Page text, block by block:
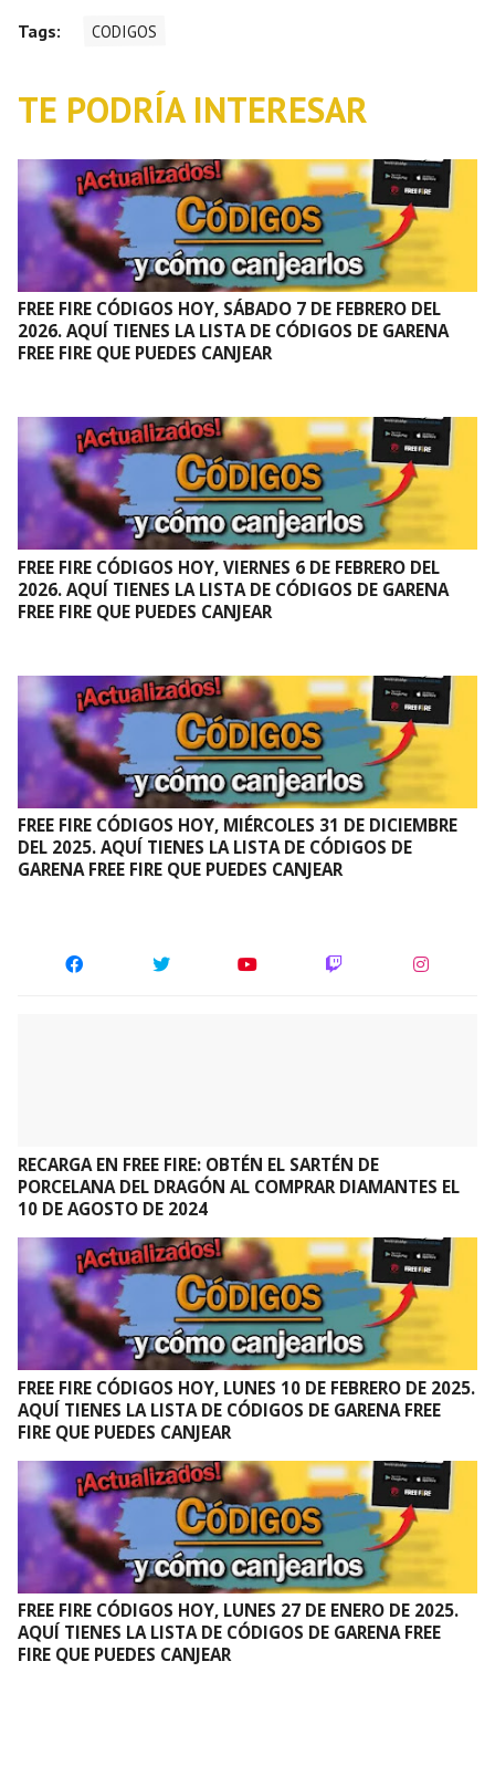
Tags: CODIGOS
TE PODRÍA INTERESAR
FREE FIRE CÓDIGOS HOY, SÁBADO 7 DE FEBRERO DEL
2026. AQUÍ TIENES LA LISTA DE CÓDIGOS DE GARENA
FREE FIRE QUE PUEDES CANJEAR
FREE FIRE CÓDIGOS HOY, VIERNES 6 DE FEBRERO DEL
2026. AQUÍ TIENES LA LISTA DE CÓDIGOS DE GARENA
FREE FIRE QUE PUEDES CANJEAR
FREE FIRE CÓDIGOS HOY, MIÉRCOLES 31 DE DICIEMBRE
DEL 2025. AQUÍ TIENES LA LISTA DE CÓDIGOS DE
GARENA FREE FIRE QUE PUEDES CANJEAR
RECARGA EN FREE FIRE: OBTÉN EL SARTÉN DE
PORCELANA DEL DRAGÓN AL COMPRAR DIAMANTES EL
10 DE AGOSTO DE 2024
FREE FIRE CÓDIGOS HOY, LUNES 10 DE FEBRERO DE 2025.
AQUÍ TIENES LA LISTA DE CÓDIGOS DE GARENA FREE
FIRE QUE PUEDES CANJEAR
FREE FIRE CÓDIGOS HOY, LUNES 27 DE ENERO DE 2025.
AQUÍ TIENES LA LISTA DE CÓDIGOS DE GARENA FREE
FIRE QUE PUEDES CANJEAR